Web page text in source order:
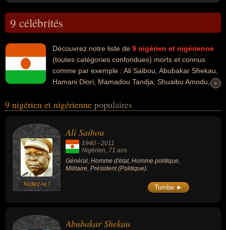
9 célébrités
Découvrez notre liste de 9 nigérien et nigérienne
(toutes catégories confondues) morts et connus
comme par exemple : Ali Saibou, Abubakar Shekau,
Hamani Diori, Mamadou Tandja, Shuaibu Amodu,
Ojeikere... Ces personnalités peuvent avoir des liens variés dans
du sport, du sport collectif, de l'art, de la musique ou de la
photographie. Ces célébrités peuvent également avoir été général,
homme d'état, homme politique, militaire, président, religieux,
ministre, premier ministre, entraineur, entraineur de football,
footballeur, sportif, artiste, chanteur, chef d'orchestre, musicien,
saxophoniste, ministre du travail, président d'un parti politique,
socialiste, compositeur ou photographe.
+
+
9 nigérien et nigérienne populaires
Notez-le !
Ali Saibou
1940 - 2011
Nigérien, 71 ans
Général, Homme d'état, Homme politique,
Militaire, Président (Politique).
Tombe ►
Abubakar Shekau